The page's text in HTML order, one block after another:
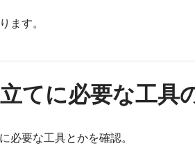
ます。
てに必要な工具
必要な工具とかを確認。